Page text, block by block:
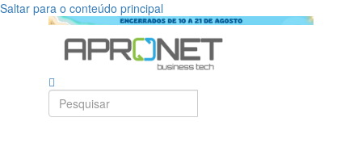
Saltar para o conteúdo principal